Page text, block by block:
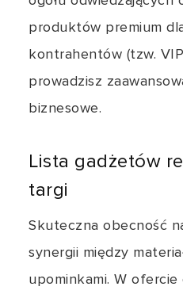
produktów premium
kontrahentów (tzw.
prowadzisz
biznesowe.
Lista gadżetów
targi
Skuteczna obecność
synergii między
upominkami. W ofercie